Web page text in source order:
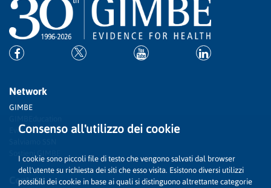
Network
GIMBE
Evidence
Contatti
Consenso all'utilizzo dei cookie
I cookie sono piccoli file di testo che vengono salvati dal browser
dell'utente su richiesta dei siti che esso visita. Esistono diversi utilizzi
possibili dei cookie in base ai quali si distinguono altrettante categorie